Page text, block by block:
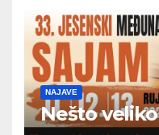
NAJAVE
Nešto